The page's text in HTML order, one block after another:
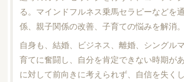
る。マインドフルネス乗馬セラピーなどを
係、親子関係の改善、子育ての悩みを解消。
自身も、結婚、ビジネス、離婚、シングル
育てに奮闘し、自分を肯定できない時期が
に対して前向きに考えられず、自信を失く